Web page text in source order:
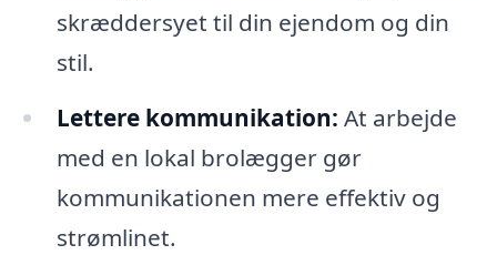
skræddersyet til din ejendom og din
stil.
Lettere kommunikation: At arbejde
med en lokal brolægger gør
kommunikationen mere effektiv og
strømlinet.